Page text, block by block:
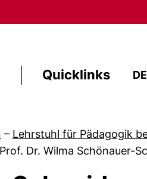
Quicklinks DE
– Lehrstuhl für Pädagogik
Prof. Dr. Wilma Schönauer-